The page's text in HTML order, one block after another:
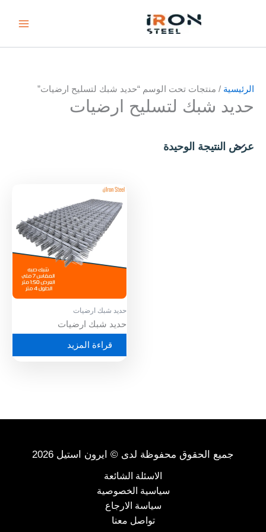
الرئيسية / منتجات تحت الوسم “حديد شبك لتسليح ارضيات”
حديد شبك لتسليح ارضيات
عرض النتيجة الوحيدة
حديد شبك ارضيات
حديد شبك ارضيات
قراءة المزيد
جميع الحقوق محفوظة لدى © ايرون استيل 2026
الاسئلة الشائعة
سياسية الخصوصية
سياسة الارجاع
تواصل معنا